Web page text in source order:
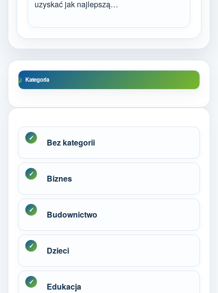
uzyskać jak najlepszą…
Kategoria
Bez kategorii
Biznes
Budownictwo
Dzieci
Edukacja